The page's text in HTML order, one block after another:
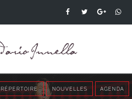
RÉPERTOIRE NOUVELLES AGENDA